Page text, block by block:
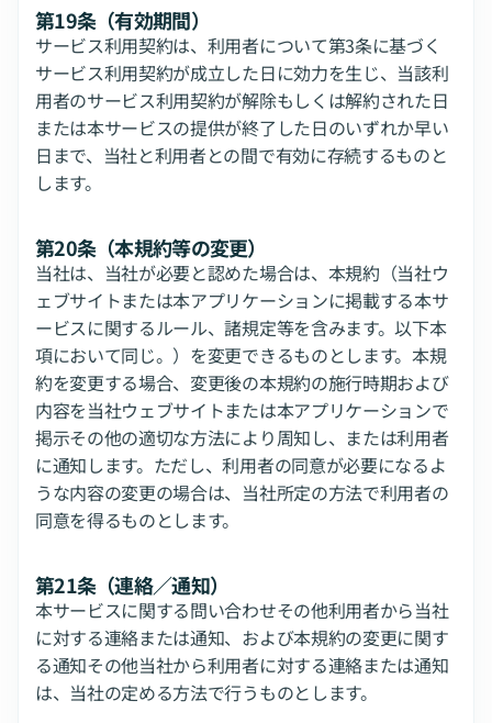
第19条（有効期間）
サービス利用契約は、利用者について第3条に基づく
サービス利用契約が成立した日に効力を生じ、当該利
用者のサービス利用契約が解除もしくは解約された日
または本サービスの提供が終了した日のいずれか早い
日まで、当社と利用者との間で有効に存続するものと
します。
第20条（本規約等の変更）
当社は、当社が必要と認めた場合は、本規約（当社ウ
ェブサイトまたは本アプリケーションに掲載する本サ
ービスに関するルール、諸規定等を含みます。以下本
項において同じ。）を変更できるものとします。本規
約を変更する場合、変更後の本規約の施行時期および
内容を当社ウェブサイトまたは本アプリケーションで
掲示その他の適切な方法により周知し、または利用者
に通知します。ただし、利用者の同意が必要になるよ
うな内容の変更の場合は、当社所定の方法で利用者の
同意を得るものとします。
第21条（連絡／通知）
本サービスに関する問い合わせその他利用者から当社
に対する連絡または通知、および本規約の変更に関す
る通知その他当社から利用者に対する連絡または通知
は、当社の定める方法で行うものとします。